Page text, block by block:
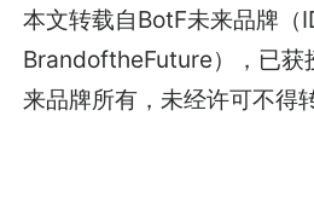
本文转载自BotF未来品牌（
BrandoftheFuture），已获
来品牌所有，未经许可不得